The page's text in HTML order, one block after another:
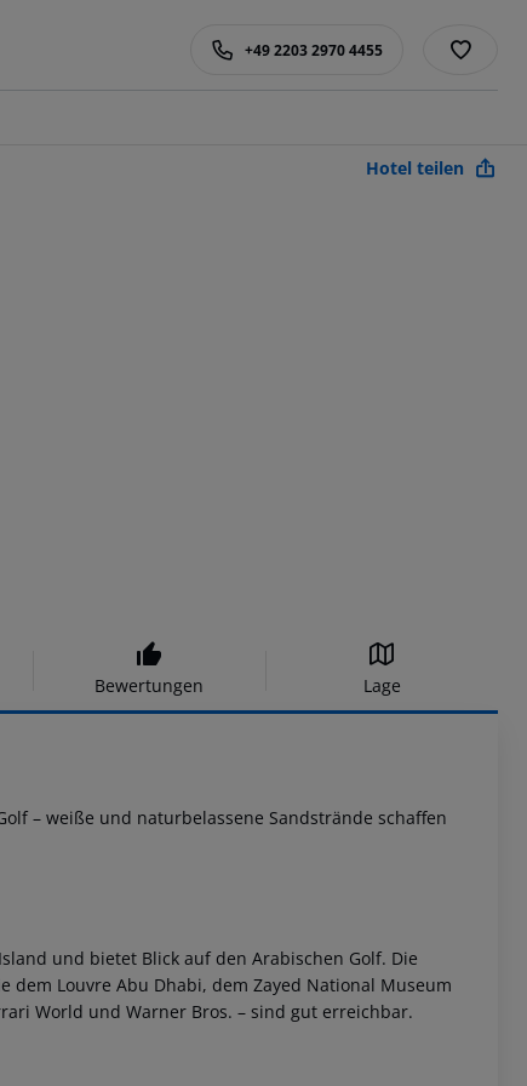
+49 2203 2970 4455
Hotel teilen
Bewertungen Lage
– weiße und naturbelassene Sandstrände schaffen
und bietet Blick auf den Arabischen Golf. Die
Louvre Abu Dhabi, dem Zayed National Museum
World und Warner Bros. – sind gut erreichbar.